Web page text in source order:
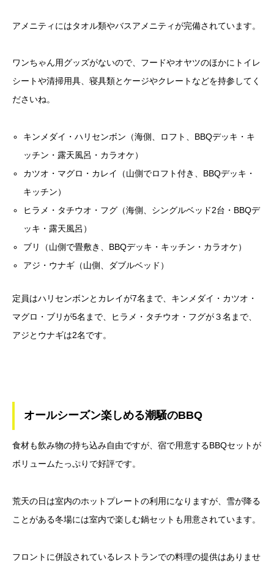
アメニティにはタオル類やバスアメニティが完備されています。
ワンちゃん用グッズがないので、フードやオヤツのほかにトイレ
シートや清掃用具、寝具類とケージやクレートなどを持参してく
ださいね。
キンメダイ・ハリセンボン（海側、ロフト、BBQデッキ・キ
ッチン・露天風呂・カラオケ）
カツオ・マグロ・カレイ（山側でロフト付き、BBQデッキ・
キッチン）
ヒラメ・タチウオ・フグ（海側、シングルベッド2台・BBQデ
ッキ・露天風呂）
ブリ（山側で畳敷き、BBQデッキ・キッチン・カラオケ）
アジ・ウナギ（山側、ダブルベッド）
定員はハリセンボンとカレイが7名まで、キンメダイ・カツオ・
マグロ・ブリが5名まで、ヒラメ・タチウオ・フグが３名まで、
アジとウナギは2名です。
オールシーズン楽しめる潮騒のBBQ
食材も飲み物の持ち込み自由ですが、宿で用意するBBQセットが
ボリュームたっぷりで好評です。
荒天の日は室内のホットプレートの利用になりますが、雪が降る
ことがある冬場には室内で楽しむ鍋セットも用意されています。
フロントに併設されているレストランでの料理の提供はありませ